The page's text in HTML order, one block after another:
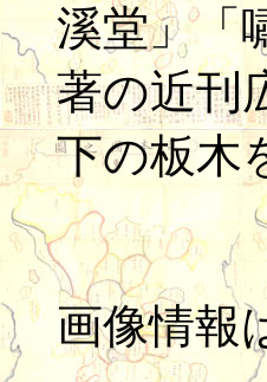
溪堂」「
著の近刊
下の板木
画像情報